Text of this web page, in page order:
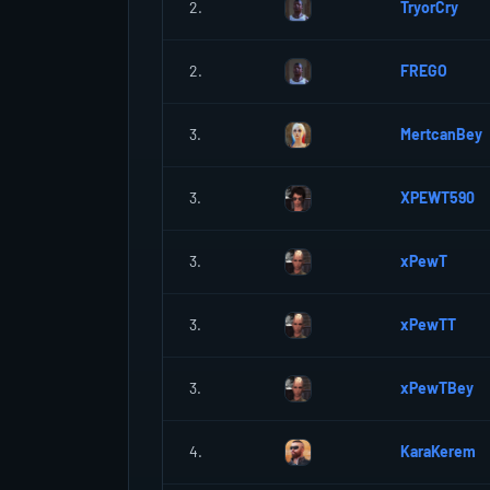
2. TryorCry
2. FREGO
3. MertcanBey
3. XPEWT590
3. xPewT
3. xPewTT
3. xPewTBey
4. KaraKerem